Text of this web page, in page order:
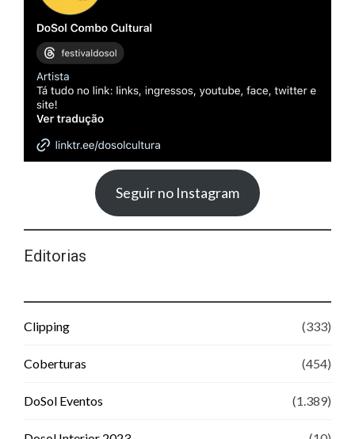
Seguir no Instagram
Editorias
Clipping (333)
Coberturas (454)
DoSol Eventos (1.389)